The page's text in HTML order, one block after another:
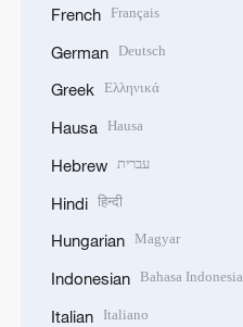
French Français
German Deutsch
Greek Ελληνικά
Hausa Hausa
Hebrew עברית
Hindi हिन्दी
Hungarian Magyar
Indonesian Bahasa Indonesia
Italian Italiano